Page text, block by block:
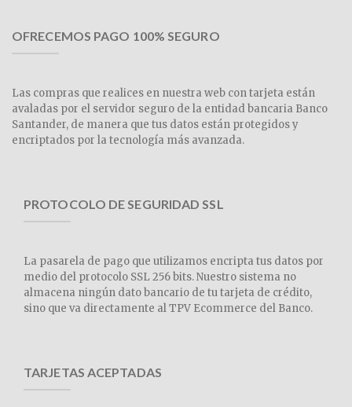
OFRECEMOS PAGO 100% SEGURO
Las compras que realices en nuestra web con tarjeta están
avaladas por el servidor seguro de la entidad bancaria Banco
Santander, de manera que tus datos están protegidos y
encriptados por la tecnología más avanzada.
PROTOCOLO DE SEGURIDAD SSL
La pasarela de pago que utilizamos encripta tus datos por
medio del protocolo SSL 256 bits. Nuestro sistema no
almacena ningún dato bancario de tu tarjeta de crédito,
sino que va directamente al TPV Ecommerce del Banco.
TARJETAS ACEPTADAS